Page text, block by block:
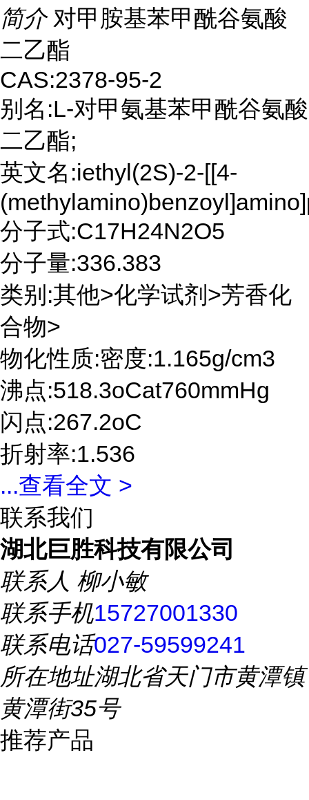
简介 对甲胺基苯甲酰谷氨酸
二乙酯
CAS:2378-95-2
别名:L-对甲氨基苯甲酰谷氨酸
二乙酯;
英文名:iethyl(2S)-2-[[4-
分子式:C17H24N2O5
分子量:336.383
类别:其他>化学试剂>芳香化
合物>
物化性质:密度:1.165g/cm3
沸点:518.3oCat760mmHg
闪点:267.2oC
折射率:1.536
...查看全文 >
联系我们
湖北巨胜科技有限公司
联系人 柳小敏
联系手机15727001330
联系电话027-59599241
所在地址湖北省天门市黄潭镇
黄潭街35号
推荐产品